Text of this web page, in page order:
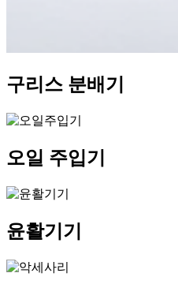
구리스 분배기
오일 주입기
윤활기기